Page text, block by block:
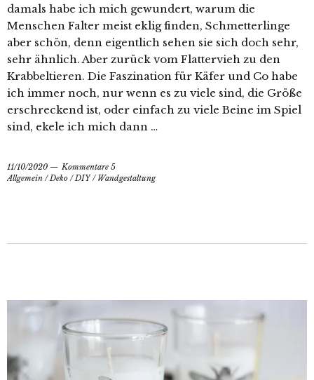
damals habe ich mich gewundert, warum die
Menschen Falter meist eklig finden, Schmetterlinge
aber schön, denn eigentlich sehen sie sich doch sehr,
sehr ähnlich. Aber zurück vom Flattervieh zu den
Krabbeltieren. Die Faszination für Käfer und Co habe
ich immer noch, nur wenn es zu viele sind, die Größe
erschreckend ist, oder einfach zu viele Beine im Spiel
sind, ekele ich mich dann …
11/10/2020
Kommentare 5
Allgemein /Deko /DIY/ Wandgestaltung